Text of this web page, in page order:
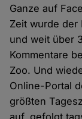
Ganze auf
Zeit wurde der
und weit über
Kommentare
Zoo. Und
Online-Portal
größten